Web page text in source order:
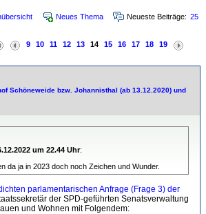
Neues Thema Neueste Beiträge: 25
9 10 11 12 13 14 15 16 17 18 19
Schöneweide bzw. Johannisthal (ab 13.12.2020) und
um 22.44 Uhr:
da ja in 2023 doch noch Zeichen und Wunder.
parlamentarischen Anfrage (Frage 3) der
der SPD-geführten Senatsverwaltung
und Wohnen mit Folgendem: